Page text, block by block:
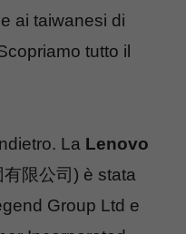
ai taiwanesi di
tutto il
La Lenovo
有限公司) è stata
Group Ltd e